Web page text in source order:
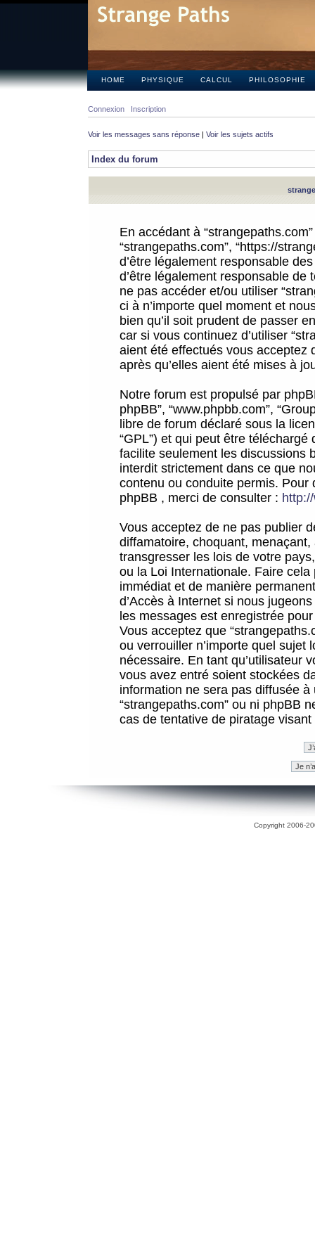
HOME PHYSIQUE CALCUL PHILOSOPHIE
Connexion Inscription
Voir les messages sans réponse | Voir les sujets actifs
Index du forum
En accédant à
“strangepaths.com”, “https://
d’être légalement responsable
d’être légalement responsable
ne pas accéder et/ou utiliser
ci à n’importe quel moment et
bien qu’il soit prudent de passer
car si vous continuez d’utiliser
aient été effectués vous acceptez
après qu’elles aient été mises à
Notre forum est propulsé par
phpBB”, “www.phpbb.com”,
libre de forum déclaré sous la
“GPL”) et qui peut être téléchargé
facilite seulement les discussions
interdit strictement dans ce que
contenu ou conduite permis.
phpBB , merci de consulter :
Vous acceptez de ne pas publier
diffamatoire, choquant,
transgresser les lois de votre
ou la Loi Internationale. Faire
immédiat et de manière
d’Accès à Internet si nous
les messages est enregistrée
Vous acceptez que
ou verrouiller n’importe quel sujet
nécessaire. En tant qu’utilisateur
vous avez entré soient stockées
information ne sera pas diffusée
“strangepaths.com” ou ni phpBB
cas de tentative de piratage
Copyright 2006-